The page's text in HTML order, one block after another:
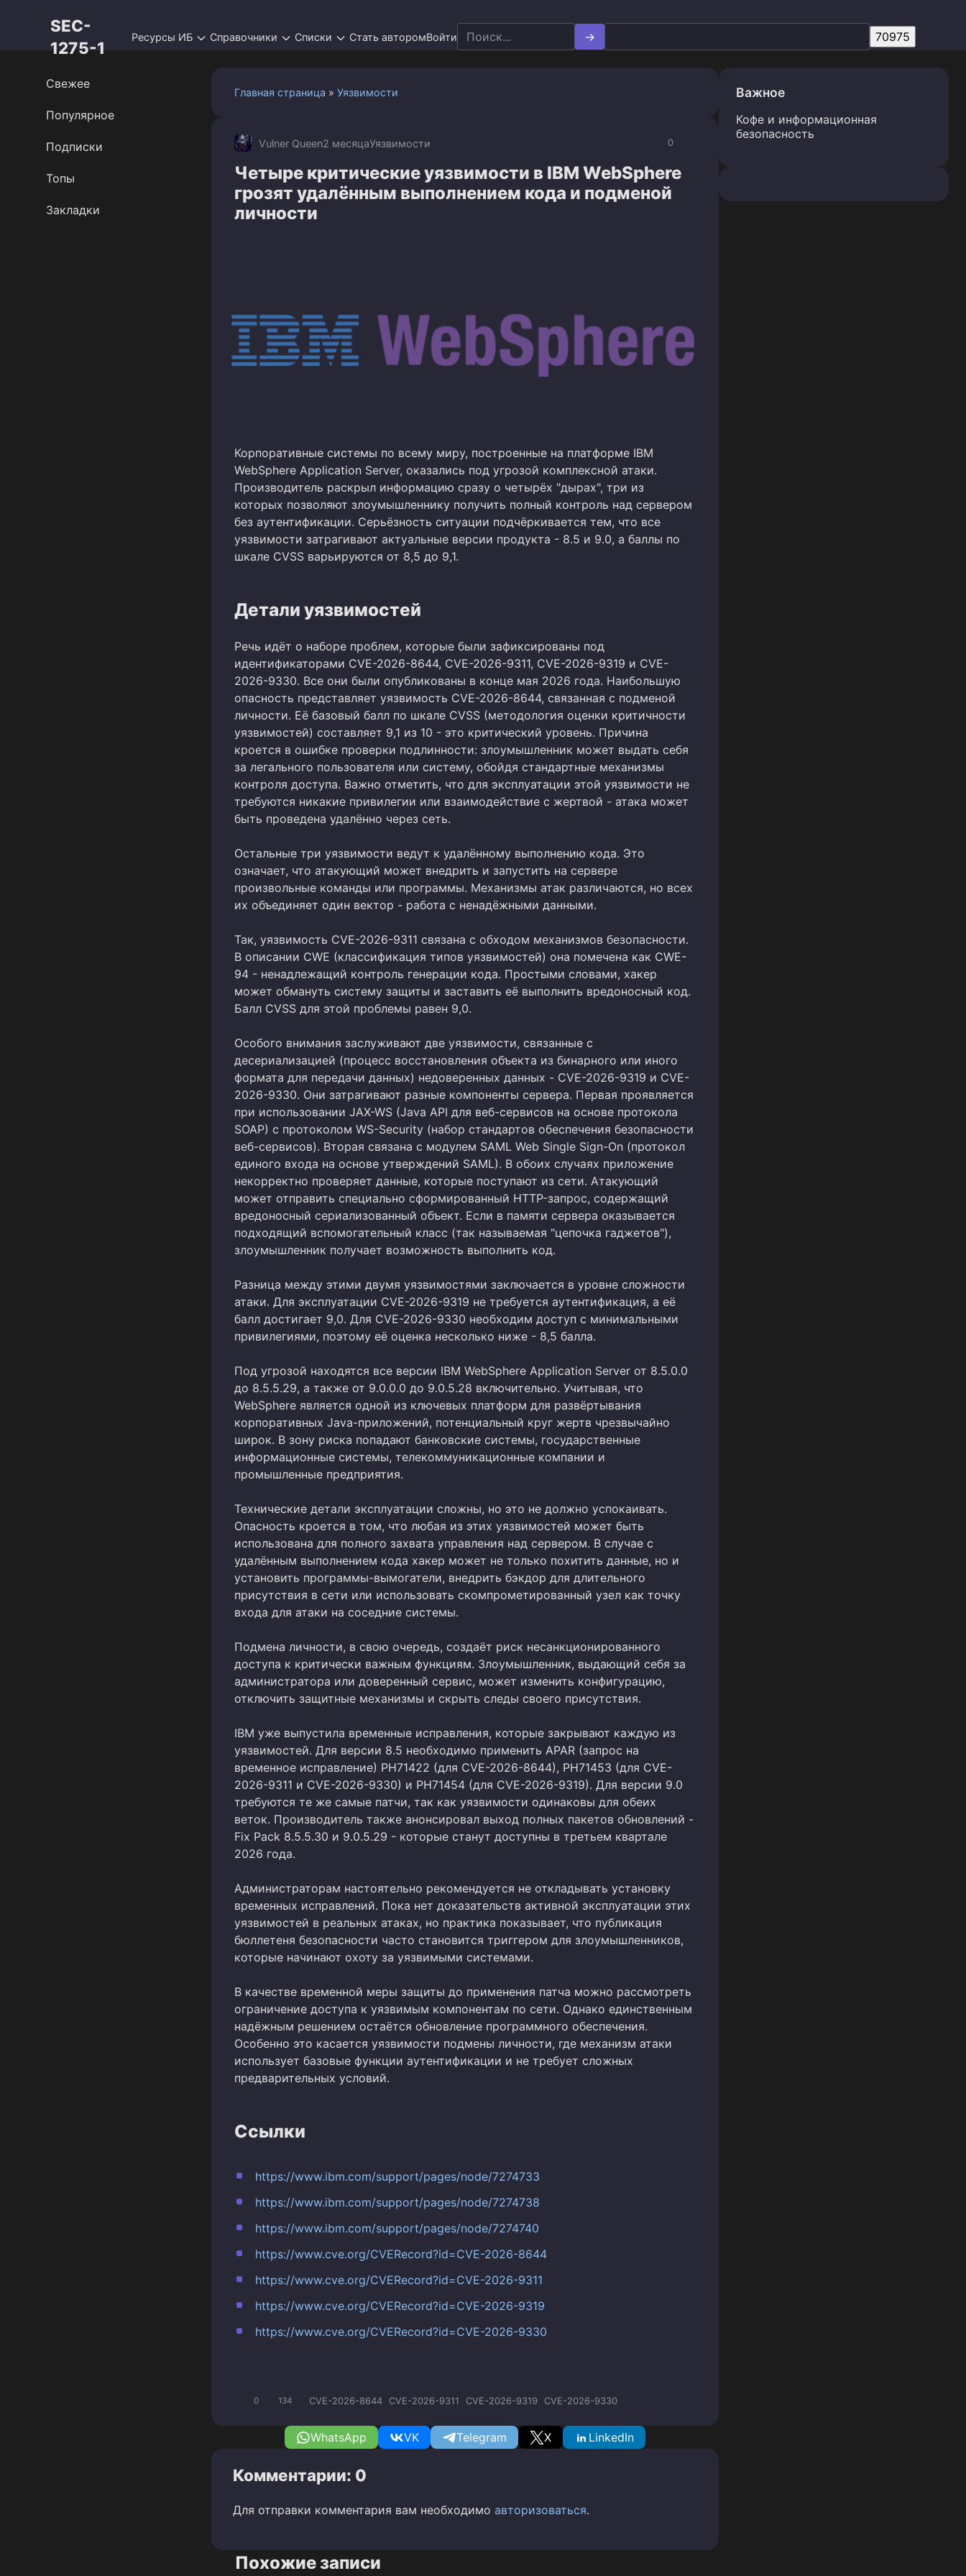
SEC-
1275-1
Ресурсы ИБ Справочники Списки Стать авторомВойти Search
for:
Главная страница » Уязвимости
0
Vulner Queen2 месяцаУязвимости
Четыре критические уязвимости в IBM WebSphere
грозят удалённым выполнением кода и подменой
личности
Корпоративные системы по всему миру, построенные на платформе IBM
WebSphere Application Server, оказались под угрозой комплексной атаки.
Производитель раскрыл информацию сразу о четырёх "дырах", три из
которых позволяют злоумышленнику получить полный контроль над сервером
без аутентификации. Серьёзность ситуации подчёркивается тем, что все
уязвимости затрагивают актуальные версии продукта - 8.5 и 9.0, а баллы по
шкале CVSS варьируются от 8,5 до 9,1.
Детали уязвимостей
Речь идёт о наборе проблем, которые были зафиксированы под
идентификаторами CVE-2026-8644, CVE-2026-9311, CVE-2026-9319 и CVE-
2026-9330. Все они были опубликованы в конце мая 2026 года. Наибольшую
опасность представляет уязвимость CVE-2026-8644, связанная с подменой
личности. Её базовый балл по шкале CVSS (методология оценки критичности
уязвимостей) составляет 9,1 из 10 - это критический уровень. Причина
кроется в ошибке проверки подлинности: злоумышленник может выдать себя
за легального пользователя или систему, обойдя стандартные механизмы
контроля доступа. Важно отметить, что для эксплуатации этой уязвимости не
требуются никакие привилегии или взаимодействие с жертвой - атака может
быть проведена удалённо через сеть.
Остальные три уязвимости ведут к удалённому выполнению кода. Это
означает, что атакующий может внедрить и запустить на сервере
произвольные команды или программы. Механизмы атак различаются, но всех
их объединяет один вектор - работа с ненадёжными данными.
Так, уязвимость CVE-2026-9311 связана с обходом механизмов безопасности.
В описании CWE (классификация типов уязвимостей) она помечена как CWE-
94 - ненадлежащий контроль генерации кода. Простыми словами, хакер
может обмануть систему защиты и заставить её выполнить вредоносный код.
Балл CVSS для этой проблемы равен 9,0.
Особого внимания заслуживают две уязвимости, связанные с
десериализацией (процесс восстановления объекта из бинарного или иного
формата для передачи данных) недоверенных данных - CVE-2026-9319 и CVE-
2026-9330. Они затрагивают разные компоненты сервера. Первая проявляется
при использовании JAX-WS (Java API для веб-сервисов на основе протокола
SOAP) с протоколом WS-Security (набор стандартов обеспечения безопасности
веб-сервисов). Вторая связана с модулем SAML Web Single Sign-On (протокол
единого входа на основе утверждений SAML). В обоих случаях приложение
некорректно проверяет данные, которые поступают из сети. Атакующий
может отправить специально сформированный HTTP-запрос, содержащий
вредоносный сериализованный объект. Если в памяти сервера оказывается
подходящий вспомогательный класс (так называемая "цепочка гаджетов"),
злоумышленник получает возможность выполнить код.
Разница между этими двумя уязвимостями заключается в уровне сложности
атаки. Для эксплуатации CVE-2026-9319 не требуется аутентификация, а её
балл достигает 9,0. Для CVE-2026-9330 необходим доступ с минимальными
привилегиями, поэтому её оценка несколько ниже - 8,5 балла.
Под угрозой находятся все версии IBM WebSphere Application Server от 8.5.0.0
до 8.5.5.29, а также от 9.0.0.0 до 9.0.5.28 включительно. Учитывая, что
WebSphere является одной из ключевых платформ для развёртывания
корпоративных Java-приложений, потенциальный круг жертв чрезвычайно
широк. В зону риска попадают банковские системы, государственные
информационные системы, телекоммуникационные компании и
промышленные предприятия.
Технические детали эксплуатации сложны, но это не должно успокаивать.
Опасность кроется в том, что любая из этих уязвимостей может быть
использована для полного захвата управления над сервером. В случае с
удалённым выполнением кода хакер может не только похитить данные, но и
установить программы-вымогатели, внедрить бэкдор для длительного
присутствия в сети или использовать скомпрометированный узел как точку
входа для атаки на соседние системы.
Подмена личности, в свою очередь, создаёт риск несанкционированного
доступа к критически важным функциям. Злоумышленник, выдающий себя за
администратора или доверенный сервис, может изменить конфигурацию,
отключить защитные механизмы и скрыть следы своего присутствия.
IBM уже выпустила временные исправления, которые закрывают каждую из
уязвимостей. Для версии 8.5 необходимо применить APAR (запрос на
временное исправление) PH71422 (для CVE-2026-8644), PH71453 (для CVE-
2026-9311 и CVE-2026-9330) и PH71454 (для CVE-2026-9319). Для версии 9.0
требуются те же самые патчи, так как уязвимости одинаковы для обеих
веток. Производитель также анонсировал выход полных пакетов обновлений -
Fix Pack 8.5.5.30 и 9.0.5.29 - которые станут доступны в третьем квартале
2026 года.
Администраторам настоятельно рекомендуется не откладывать установку
временных исправлений. Пока нет доказательств активной эксплуатации этих
уязвимостей в реальных атаках, но практика показывает, что публикация
бюллетеня безопасности часто становится триггером для злоумышленников,
которые начинают охоту за уязвимыми системами.
В качестве временной меры защиты до применения патча можно рассмотреть
ограничение доступа к уязвимым компонентам по сети. Однако единственным
надёжным решением остаётся обновление программного обеспечения.
Особенно это касается уязвимости подмены личности, где механизм атаки
использует базовые функции аутентификации и не требует сложных
предварительных условий.
Ссылки
https://www.ibm.com/support/pages/node/7274733
https://www.ibm.com/support/pages/node/7274738
https://www.ibm.com/support/pages/node/7274740
https://www.cve.org/CVERecord?id=CVE-2026-8644
https://www.cve.org/CVERecord?id=CVE-2026-9311
https://www.cve.org/CVERecord?id=CVE-2026-9319
https://www.cve.org/CVERecord?id=CVE-2026-9330
0 134 CVE-2026-8644 CVE-2026-9311 CVE-2026-9319 CVE-2026-9330
WhatsApp VK Telegram X LinkedIn
Комментарии: 0
Для отправки комментария вам необходимо авторизоваться.
Похожие записи
Свежее
Популярное
Подписки
Топы
Закладки
Важное
Кофе и информационная
безопасность